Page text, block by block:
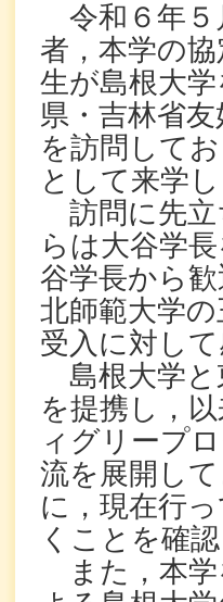
令和６年５
者，本学の
生が島根大
県・吉林省
を訪問して
として来学し
訪問に先立
らは大谷学
谷学長から
北師範大学
受入に対し
島根大学と
を提携し，
ィグリープ
流を展開し
に，現在行
くことを確
また，本学